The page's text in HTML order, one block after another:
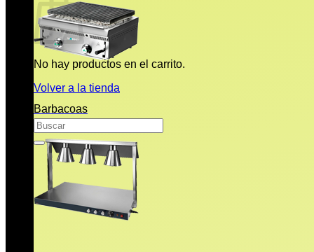
No hay productos en el carrito.
Volver a la tienda
Buscar
por:
Barbacoas